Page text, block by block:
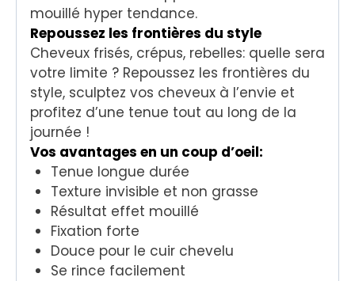
mouillé hyper tendance.
Repoussez les frontières du style
Cheveux frisés, crépus, rebelles: quelle sera
votre limite ? Repoussez les frontières du
style, sculptez vos cheveux à l’envie et
profitez d’une tenue tout au long de la
journée !
Vos avantages en un coup d’oeil:
Tenue longue durée
Texture invisible et non grasse
Résultat effet mouillé
Fixation forte
Douce pour le cuir chevelu
Se rince facilement